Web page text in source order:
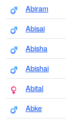
Abiram
Abisai
Abisha
Abishai
Abital
Abke